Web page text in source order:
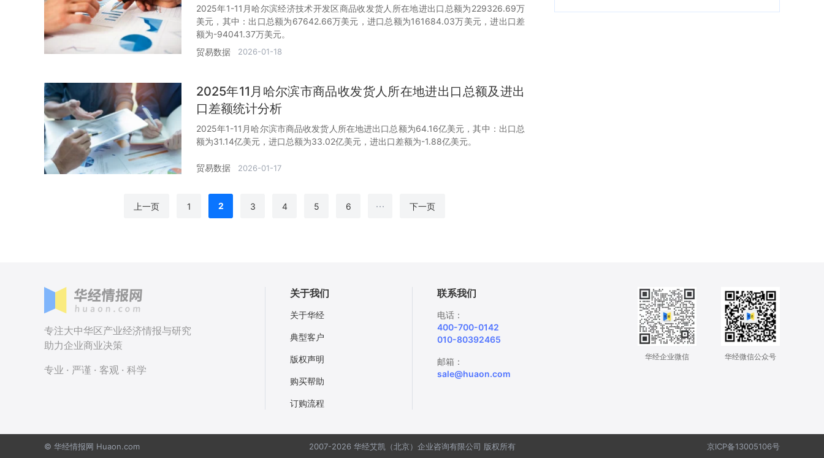
2025年1-11月哈尔滨经济技术开发区商品收发货人所在地进出口总额为229326.69万
美元，其中：出口总额为67642.66万美元，进口总额为161684.03万美元，进出口差
额为-94041.37万美元。
贸易数据
2026-01-18
2025年11月哈尔滨市商品收发货人所在地进出口总额及进出
口差额统计分析
2025年1-11月哈尔滨市商品收发货人所在地进出口总额为64.16亿美元，其中：出口总
额为31.14亿美元，进口总额为33.02亿美元，进出口差额为-1.88亿美元。
贸易数据 2026-01-17
上一页 1 2 3 4 5 6 ... 下一页
专注大中华区产业经济情报与研究
助力企业商业决策
专业 · 严谨 · 客观 · 科学
关于我们
关于华经
典型客户
版权声明
购买帮助
订购流程
联系我们
电话：
400-700-0142
010-80392465
邮箱：
sale@huaon.com
华经企业微信 华经微信公众号
© 华经情报网 Huaon.com 2007-2026 华经艾凯（北京）企业咨询有限公司 版权所有 京ICP备13005106号